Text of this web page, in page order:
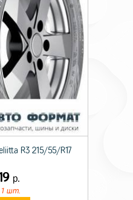
R3 215/55/R17
р.
1 шт.